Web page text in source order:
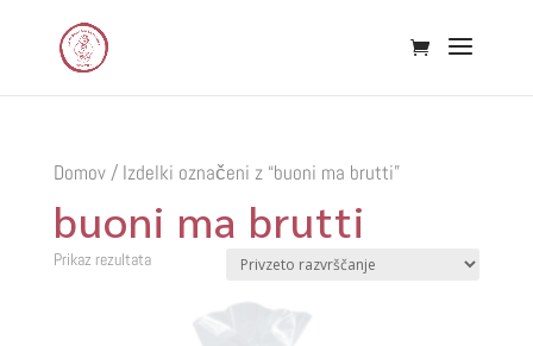
Domov/ Izdelki označeni z “buoni ma brutti”
buoni ma brutti
Prikaz rezultata